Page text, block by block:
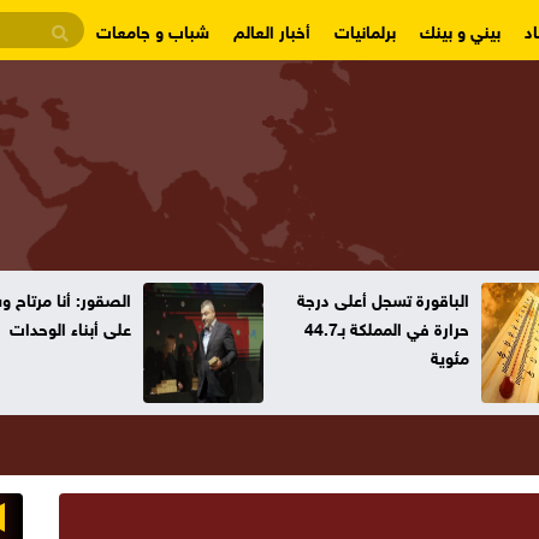
بيني و بينك برلمانيات أخبار العالم شباب و جامعات
تسجل أعلى درجة
حرارة في المملكة بـ44.7
الصقور: أنا مرتاح وسنعتمد
على أبناء الوحدات